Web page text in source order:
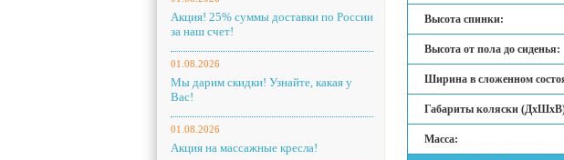
Акция! 25% суммы доставки по России
за наш счет!
01.08.2026
Мы дарим скидки! Узнайте, какая у
Вас!
01.08.2026
Акция на массажные кресла!
Высота спинки:
Высота от пола до сиденья:
Ширина в сложенном
Габариты коляски
Масса: